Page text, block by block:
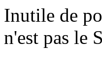
Inutile de
n'est pas le